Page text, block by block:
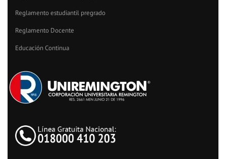
Reglamento estudiantil pregrado
Reglamento Docente
Educación Continua